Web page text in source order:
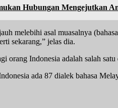
Hubungan Mengejutkan
melebihi asal muasalnya
sekarang,” jelas dia.
orang Indonesia adalah salah
ada 87 dialek bahasa